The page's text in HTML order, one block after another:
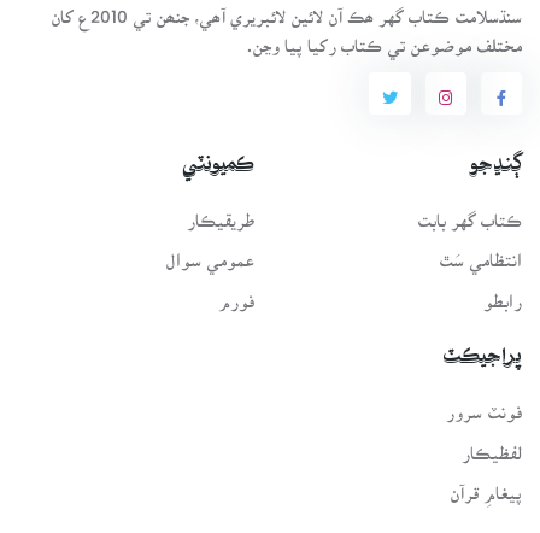
سنڌسلامت ڪتاب گهر ھڪ آن لائين لائبريري آھي، جنھن تي 2010ع کان
مختلف موضوعن تي ڪتاب رکيا پيا وڃن.
ڳنڍجو
ڪتاب گهر بابت
انتظامي سَٿ
رابطو
ڪميونٽي
طريقيڪار
عمومي سوال
فورم
پراجيڪٽ
فونٽ سرور
لفظيڪار
پيغامِ قرآن